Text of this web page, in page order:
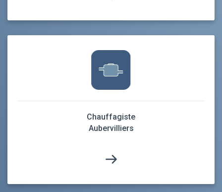
Chauffagiste
Aubervilliers